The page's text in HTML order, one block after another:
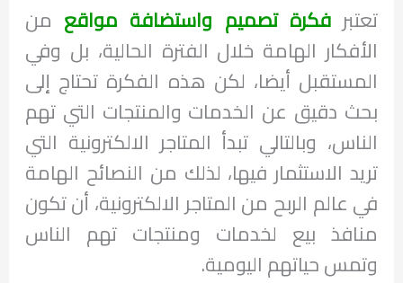
تعتبرفكرة تصميم واستضافة مواقع من
الأفكار الهامة خلال الفترة الحالية، بل وفي
المستقبل أيضا، لكن هذه الفكرة تحتاج إلى
بحث دقيق عن الخدمات والمنتجات التي تهم
الناس، وبالتالي تبدأ المتاجر الالكترونية التي
تريد الاستثمار فيها، لذلك من النصائح الهامة
في عالم الربح من المتاجر الالكترونية، أن تكون
منافذ بيع لخدمات ومنتجات تهم الناس
وتمس حياتهم اليومية.